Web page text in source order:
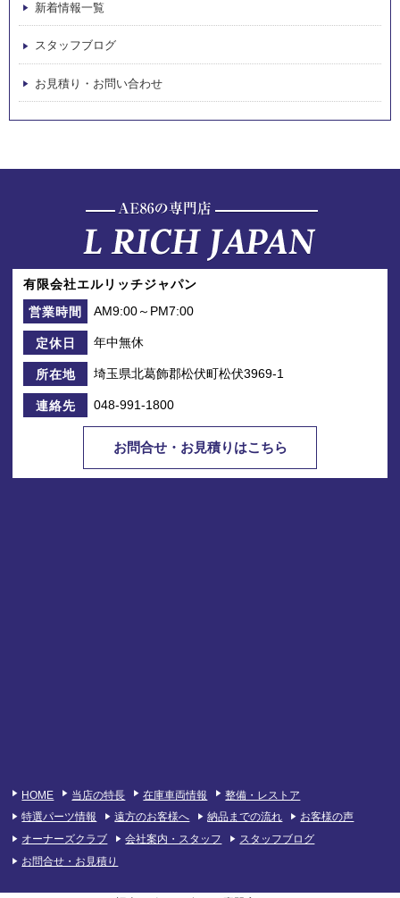
新着情報一覧
スタッフブログ
お見積り・お問い合わせ
有限会社エルリッチジャパン
営業時間
AM9:00～PM7:00
定休日 年中無休
所在地 埼玉県北葛飾郡松伏町松伏3969-1
連絡先 048-991-1800
お問合せ・お見積りはこちら
HOME 当店の特長 在庫車両情報
整備・レストア
特選パーツ情報
遠方のお客様へ 納品までの流れ
お客様の声
オーナーズクラブ
会社案内・スタッフ
スタッフブログ
お問合せ・お見積り